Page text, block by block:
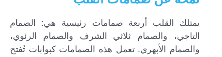
يمتلك القلب أربعة صمامات رئيسية هي: الصمام
التاجي، والصمام ثلاثي الشرف والصمام الرئوي،
والصمام الأبهري. تعمل هذه الصمامات كبوابات تُفتح
إرسال...